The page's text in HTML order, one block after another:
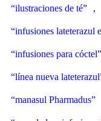
“ilustraciones de té” ,
“infusiones lateterazul
“infusiones para cóctel”
“línea nueva
“manasul Pharmadus”